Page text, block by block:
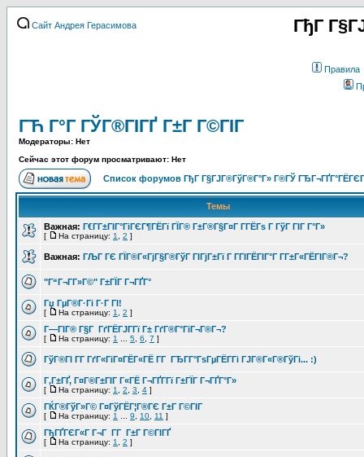
Сайт Андрея Герасимова ГђГ
Правила
ГЋ Г°Г ГЎГ®ГІГҐ Г±Г Г©ГІГ
Модераторы: Нет
Сейчас этот форум просматривают: Нет
Список форумов ГђГ Г§ГЈГ®ГўГ®Г°Г» Г®ГЎ
Темы
Важная: Г€Г­Г±ГІГ°ГіГЄГ¶ГЁГї ГЇГ® Г±Г®Г§Г¤Г Г­ГЁГѕ Г ГўГ ГІГ Г°Г»
[ На страницу: 1 2 ]
Важная: ГЉГ ГЄ ГЇГ®Г«ГјГ§Г®ГўГ ГІГјГ±Гї Г Г­ГІГЁГІГ°Г Г­Г±Г«ГЁГІГ®Г¬?
"Г“Г¬Г­Г»Г©" Г±ГЇГ Г¬ГҐГ°
Гџ ГµГ®Г·Гі Г·Г ГІ!
[ На страницу: 1 2 ]
Г—ГІГ® Г§Г ГґГЁГЈГ­Гї Г± ГґГ®Г°ГіГ¬Г®Г¬?
[ На страницу: 1 5 6 7 ]
ГўГ®ГІ Г­Г ГґГ«ГіГ¤ГЁГ«ГЁ Г­Г ГЂГ­Г°ГѕГµГЁГ­Гі ГЈГ®Г«Г®ГўГі... :)
Г‚Г±ГҐ, Г¤Г®Г±ГІГ Г«ГЁ Г¬ГҐГ­Гї Г±ГЇГ Г¬ГҐГ°Г»
[ На страницу: 1 2 3 4 ]
ГЌГ®ГўГ»Г© Г¤ГўГЁГ¦Г®ГЄ Г±Г Г©ГІГ
[ На страницу: 1 9 10 11 ]
ГђГҐГЄГ«Г Г¬Г Г­Г Г±Г Г©ГІГҐ
[ На страницу: 1 2 ]